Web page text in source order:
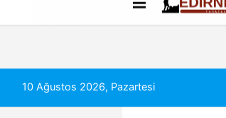
Künye İletişim
10 Ağustos 2026, Pazartesi